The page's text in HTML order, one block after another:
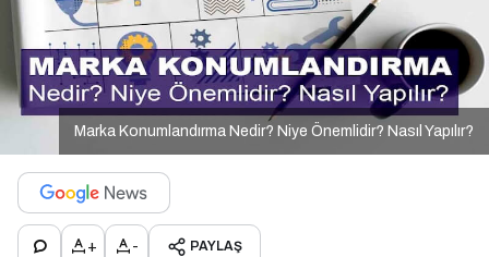
Marka Konumlandırma Nedir? Niye Önemlidir? Nasıl Yapılır?
+ - PAYLAŞ